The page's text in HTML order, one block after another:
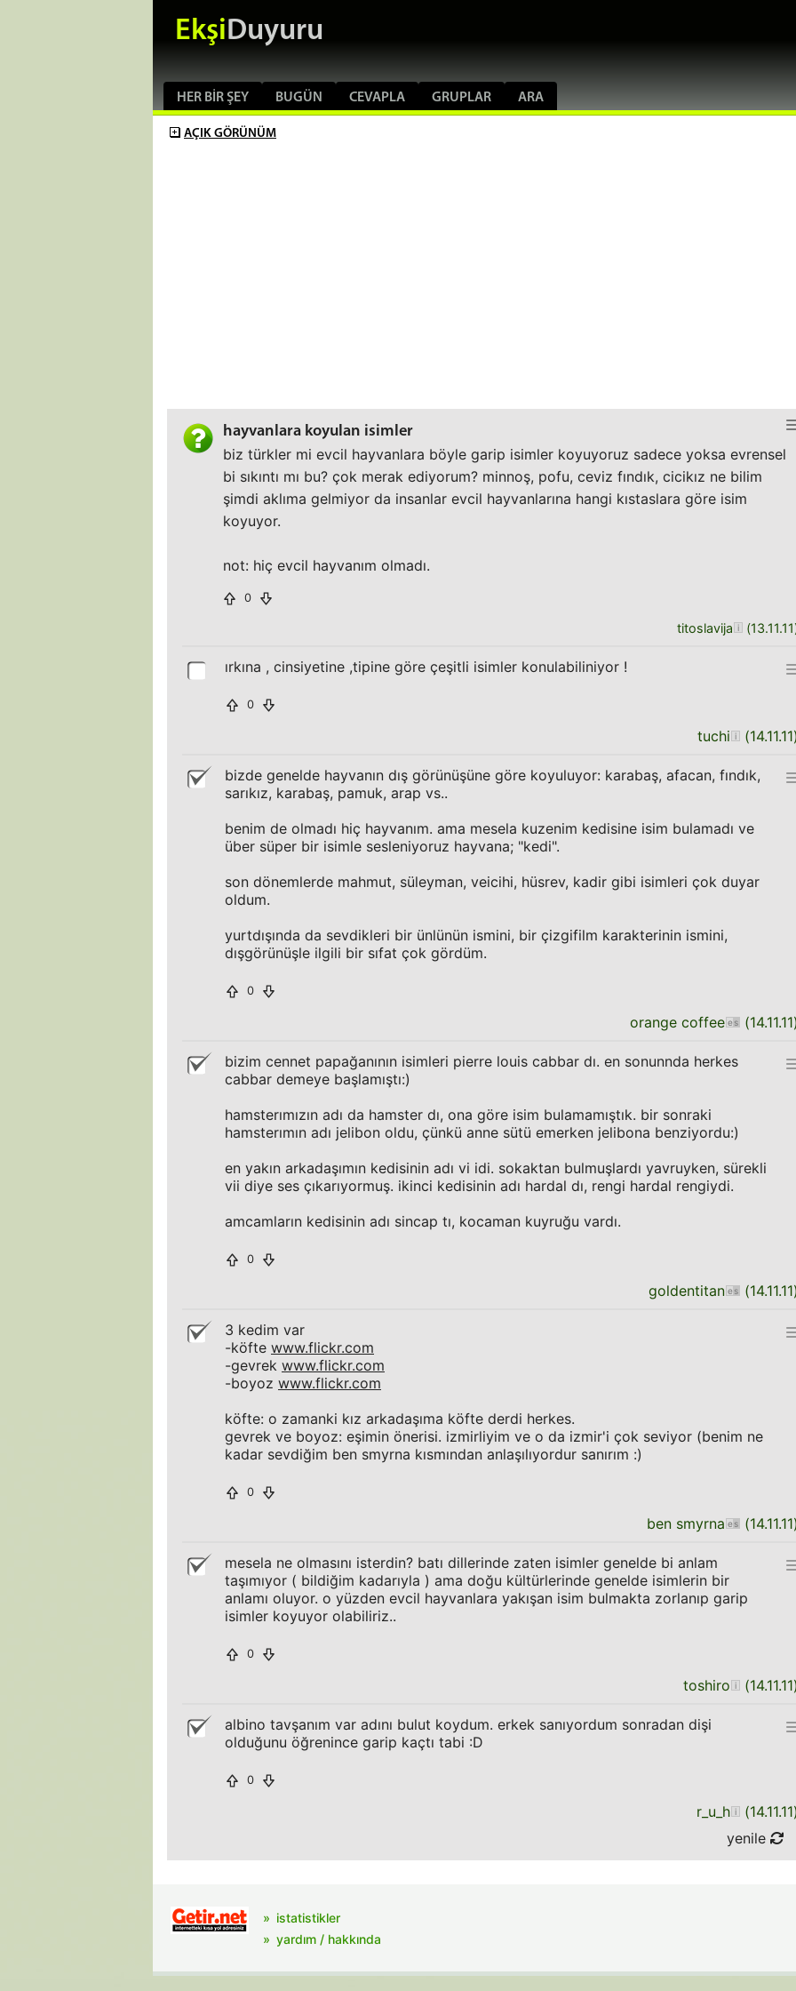
EkşiDuyuru
HER BIR ŞEY BUGÜN CEVAPLA GRUPLAR ARA
AÇIK GÖRÜNÜM
hayvanlara koyulan isimler
biz türkler mi evcil hayvanlara böyle garip isimler koyuyoruz sadece yoksa evrensel
bi sıkıntı mı bu? çok merak ediyorum? minnoş, pofu, ceviz fındık, cicikız ne bilim
şimdi aklıma gelmiyor da insanlar evcil hayvanlarına hangi kıstaslara göre isim
koyuyor.
not: hiç evcil hayvanım olmadı.
0
titoslavija (13.11.11
ırkına , cinsiyetine ,tipine göre çeşitli isimler konulabiliniyor !
0
tuchi (14.11.11
bizde genelde hayvanın dış görünüşüne göre koyuluyor: karabaş, afacan, fındık,
sarıkız, karabaş, pamuk, arap vs..
benim de olmadı hiç hayvanım. ama mesela kuzenim kedisine isim bulamadı ve
über süper bir isimle sesleniyoruz hayvana; "kedi".
son dönemlerde mahmut, süleyman, veicihi, hüsrev, kadir gibi isimleri çok duyar
oldum.
yurtdışında da sevdikleri bir ünlünün ismini, bir çizgifilm karakterinin ismini,
dışgörünüşle ilgili bir sıfat çok gördüm.
0
orange coffee (14.11.11
bizim cennet papağanının isimleri pierre louis cabbar dı. en sonunnda herkes
cabbar demeye başlamıştı:)
hamsterımızın adı da hamster dı, ona göre isim bulamamıştık. bir sonraki
hamsterımın adı jelibon oldu, çünkü anne sütü emerken jelibona benziyordu:)
en yakın arkadaşımın kedisinin adı vi idi. sokaktan bulmuşlardı yavruyken, sürekli
vii diye ses çıkarıyormuş. ikinci kedisinin adı hardal dı, rengi hardal rengiydi.
amcamların kedisinin adı sincap tı, kocaman kuyruğu vardı.
0
goldentitan (14.11.11
3 kedim var
-köfte www.flickr.com
-gevrek www.flickr.com
-boyoz www.flickr.com
köfte: o zamanki kız arkadaşıma köfte derdi herkes.
gevrek ve boyoz: eşimin önerisi. izmirliyim ve o da izmir'i çok seviyor (benim ne
kadar sevdiğim ben smyrna kısmından anlaşılıyordur sanırım :)
0
ben smyrna (14.11.11
mesela ne olmasını isterdin? batı dillerinde zaten isimler genelde bi anlam
taşımıyor ( bildiğim kadarıyla ) ama doğu kültürlerinde genelde isimlerin bir
anlamı oluyor. o yüzden evcil hayvanlara yakışan isim bulmakta zorlanıp garip
isimler koyuyor olabiliriz..
0
toshiro (14.11.11
albino tavşanım var adını bulut koydum. erkek sanıyordum sonradan dişi
olduğunu öğrenince garip kaçtı tabi :D
0
r_u_h (14.11.11
yenile
istatistikler
yardım / hakkında